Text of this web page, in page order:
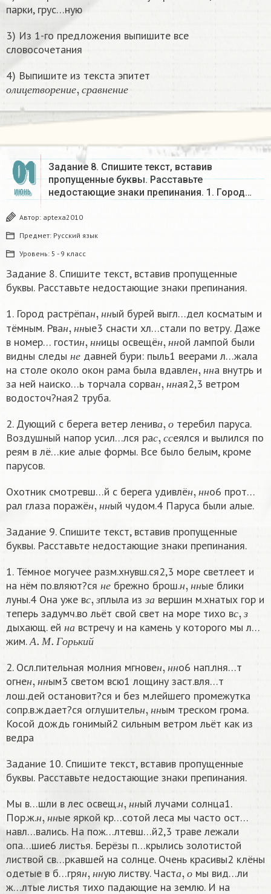
парки, грус…ную
3) Из 1-го предложения выпишите все
словосочетания
4) Выпишите из текста эпитет
ол и ц е т в о р е н и е сравнен ие
ол ицетвор ен ие,сра внени
01
ИЮНЬ
Задание 8. Спишите текст, вставив
пропущенные буквы. Расставьте
недостающие знаки препинания. 1. Город…
Автор: aptexa2010
Предмет: Русский язык
Уровень: 5 - 9 класс
Задание 8. Спишите текст, вставив пропущенные
буквы. Расставьте недостающие знаки препинания.
1. Город растрёпа н нн ый бурей выгл…дел косматым и
тёмным. Рва н нн
н,нн
ые3 снасти хл…стали по ветру. Даже
в номер… гости н нн
н,нн
ицы освещён нн
н,нн
ой лампой были
видны следы
н е
не
давней бури: пыль1 веерами л…жала
на столе около окон рама была вдавлен нн
н,нн
а внутрь и
за ней наиско…ь торчала сорва н нн
н,нн
ая2,3 ветром
водосточ?ная2 труба.
2. Дующий с берега ветер ленива о
теребил паруса.
Воздушный напор усил…лся ра с сс
с,сс
еялся и вылился по
реям в лё…кие алые формы. Все было белым, кроме
парусов.
Охотник смотревш…й с берега удивлён нн о6 прот…
рал глаза поражён нн
н,нн
ый чудом.4 Паруса были алые.
Задание 9. Спишите текст, вставив пропущенные
буквы. Расставьте недостающие знаки препинания.
1. Тёмное могучее разм.хнувш.ся2,3 море светлеет и
на нём по.вляют?ся
н е
не
брежно брош.н нн
н,нн
ые блики
луны.4 Она уже вс з
с,з
плыла изза
з а
вершин м.хнатых гор и
теперь задумч.во льёт свой свет на море тихо вс з
с ,з
дыхающ. ей н а
на
встречу и на камень у которого мы л…
жим.А М Г орьк и й
А.М.Го рь кий
2. Осл.пительная молния мгновен нн о6 нап.лня…т
огнен нн
н,нн
ым3 светом всю1 лощину заст.вля…т
лош.дей остановит?ся и без м.лейшего промежутка
сопр.в.ждает?ся оглушительн нн
н,нн
ым треском грома.
Косой дождь гонимый2 сильным ветром льёт как из
ведра
Задание 10. Спишите текст, вставив пропущенные
буквы. Расставьте недостающие знаки препинания.
Мы в…шли в лес освещ.н нн ый лучами солнца1.
Пор.ж.н нн
н,нн
ые яркой кр…сотой леса мы часто ост…
навл…вались. На пож…лтевш…й2,3 траве лежали
опа…шие6 листья. Берёзы п…крылись золотистой
листвой св…ркавшей на солнце. Очень красивы2 клёны
одетые в б…гря н нн
н,нн
ую листву. Часта о
а,о
мы вид…ли
ж…лтые листья тихо падающие на землю. И на